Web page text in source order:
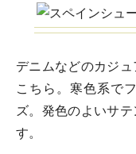
デニムなどのカジ
こちら。寒色系で
ズ。発色のよいサ
す。